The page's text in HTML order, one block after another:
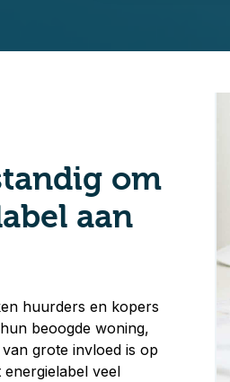
om
aan
huurders en kopers
beoogde woning,
grote invloed is op
energielabel veel